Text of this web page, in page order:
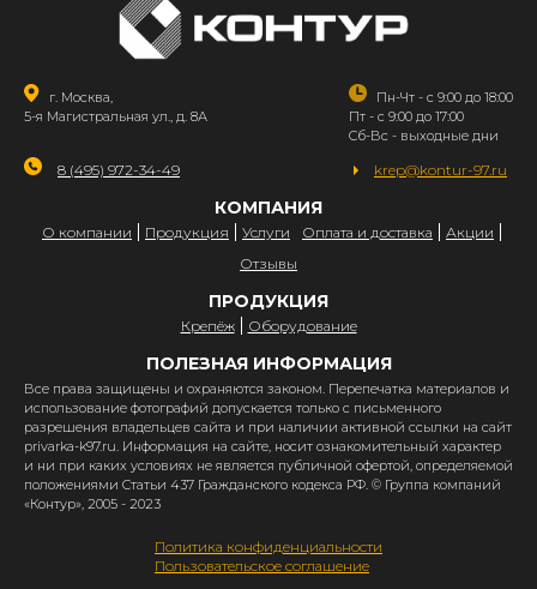
г. Москва,
5-я Магистральная ул., д. 8А
Пн-Чт - с 9:00 до 18:00
Пт - с 9:00 до 17:00
Сб-Вс - выходные дни
8 (495) 972-34-49 krep@kontur-97.ru
КОМПАНИЯ
О компании Продукция Услуги Оплата и доставка
Акции
Отзывы
ПРОДУКЦИЯ
Крепёж Оборудование
ПОЛЕЗНАЯ ИНФОРМАЦИЯ
Все права защищены и охраняются законом. Перепечатка материалов и
использование фотографий допускается только с письменного
разрешения владельцев сайта и при наличии активной ссылки на сайт
privarka-k97.ru. Информация на сайте, носит ознакомительный характер
и ни при каких условиях не является публичной офертой, определяемой
положениями Статьи 437 Гражданского кодекса РФ. © Группа компаний
«Контур», 2005 - 2023
Политика конфиденциальности
Пользовательское соглашение